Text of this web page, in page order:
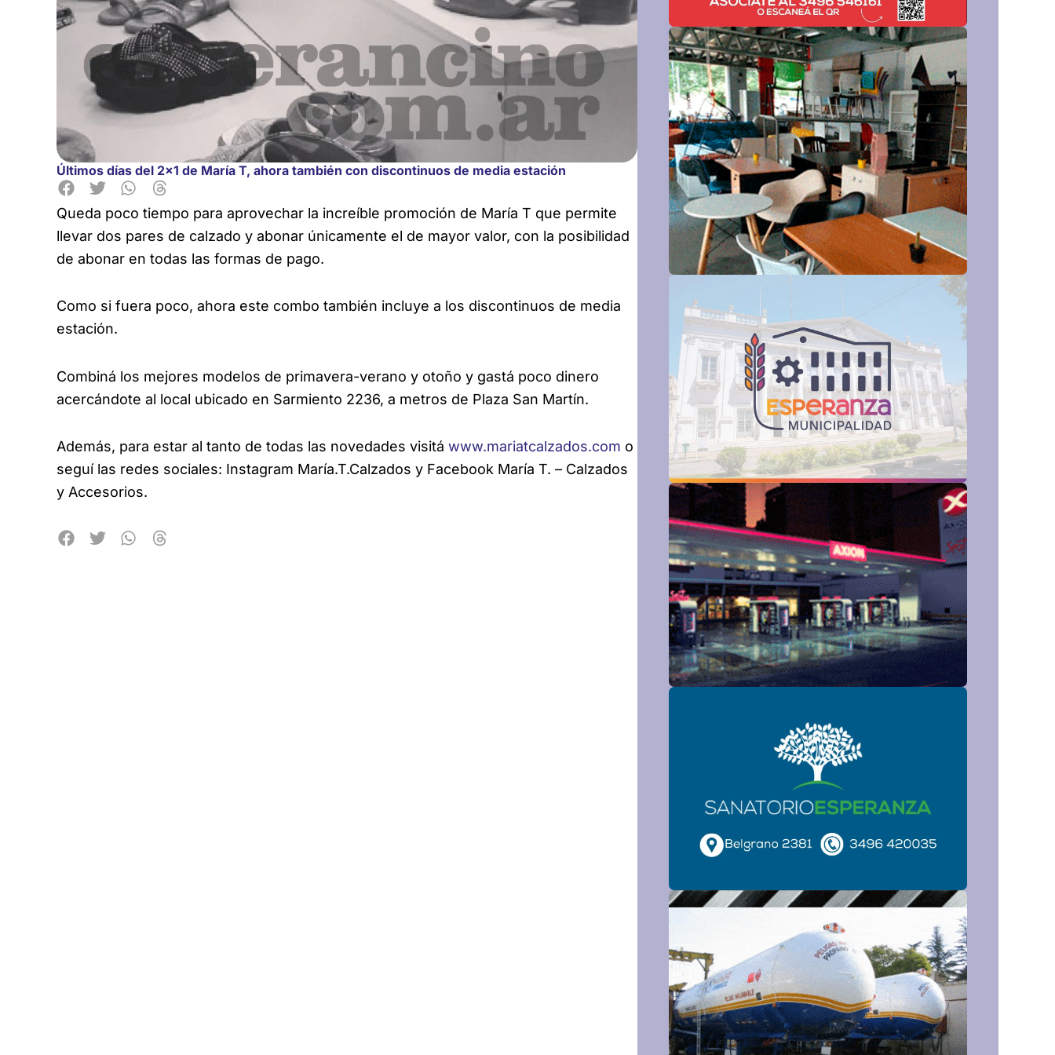
Últimos días del 2×1 de María T, ahora también con discontinuos de media estación
Queda poco tiempo para aprovechar la increíble promoción de María T que permite
llevar dos pares de calzado y abonar únicamente el de mayor valor, con la posibilidad
de abonar en todas las formas de pago.
Como si fuera poco, ahora este combo también incluye a los discontinuos de media
estación.
Combiná los mejores modelos de primavera-verano y otoño y gastá poco dinero
acercándote al local ubicado en Sarmiento 2236, a metros de Plaza San Martín.
Además, para estar al tanto de todas las novedades visitá www.mariatcalzados.com o
seguí las redes sociales: Instagram María.T.Calzados y Facebook María T. – Calzados
y Accesorios.